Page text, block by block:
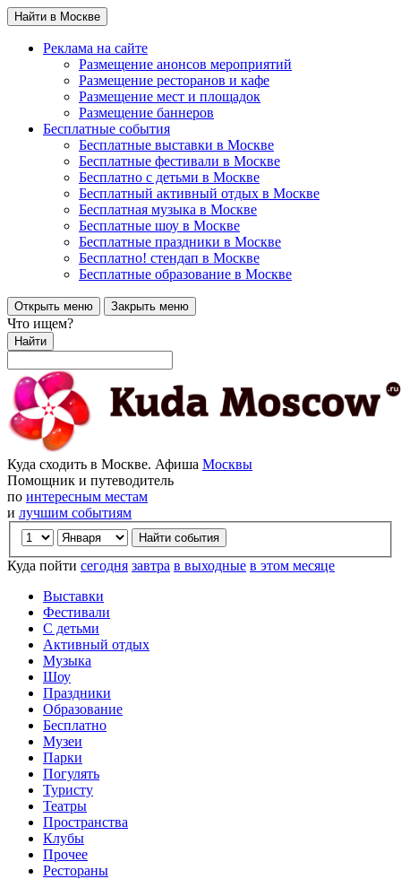
Найти в Москве
Реклама на сайте
Размещение анонсов мероприятий
Размещение ресторанов и кафе
Размещение мест и площадок
Размещение баннеров
Бесплатные события
Бесплатные выставки в Москве
Бесплатные фестивали в Москве
Бесплатно с детьми в Москве
Бесплатный активный отдых в Москве
Бесплатная музыка в Москве
Бесплатные шоу в Москве
Бесплатные праздники в Москве
Бесплатно! стендап в Москве
Бесплатные образование в Москве
Открыть меню Закрыть меню
Что ищем?
Найти
Куда сходить в Москве. Афиша Москвы
Помощник и путеводитель
по интересным местам
и лучшим событиям
Куда пойти сегодня завтра в выходные в этом месяце
Выставки
Фестивали
С детьми
Активный отдых
Музыка
Шоу
Праздники
Образование
Бесплатно
Музеи
Парки
Погулять
Туристу
Театры
Пространства
Клубы
Прочее
Рестораны